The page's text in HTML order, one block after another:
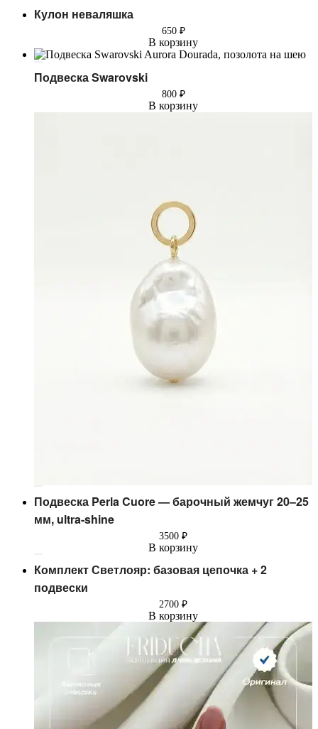
Кулон неваляшка
650 ₽
В корзину
Подвеска Swarovski
800 ₽
В корзину
Подвеска Perla Cuore — барочный жемчуг 20–25
мм, ultra-shine
3500 ₽
В корзину
Комплект Светлояр: базовая цепочка + 2
подвески
2700 ₽
В корзину